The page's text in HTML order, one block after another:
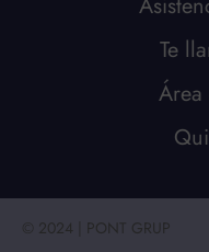
Te
Área
© 2024 | PONT GRUP